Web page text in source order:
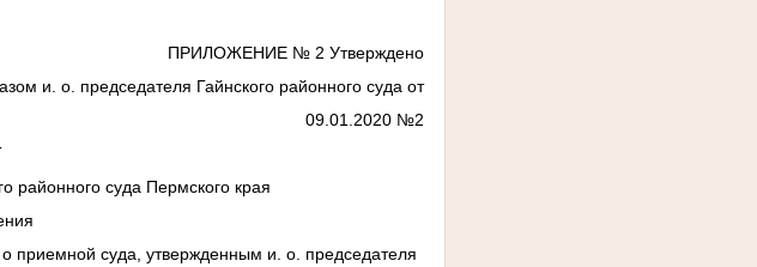
ПРИЛОЖЕНИЕ № 2 Утверждено
и. о. председателя Гайнского районного суда от
09.01.2020 №2
районного суда Пермского края
приемной суда, утвержденным и. о. председателя